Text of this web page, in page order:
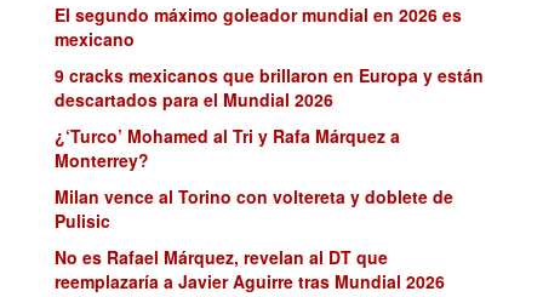
El segundo máximo goleador mundial en 2026 es
mexicano
9 cracks mexicanos que brillaron en Europa y están
descartados para el Mundial 2026
¿‘Turco’ Mohamed al Tri y Rafa Márquez a
Monterrey?
Milan vence al Torino con voltereta y doblete de
Pulisic
No es Rafael Márquez, revelan al DT que
reemplazaría a Javier Aguirre tras Mundial 2026